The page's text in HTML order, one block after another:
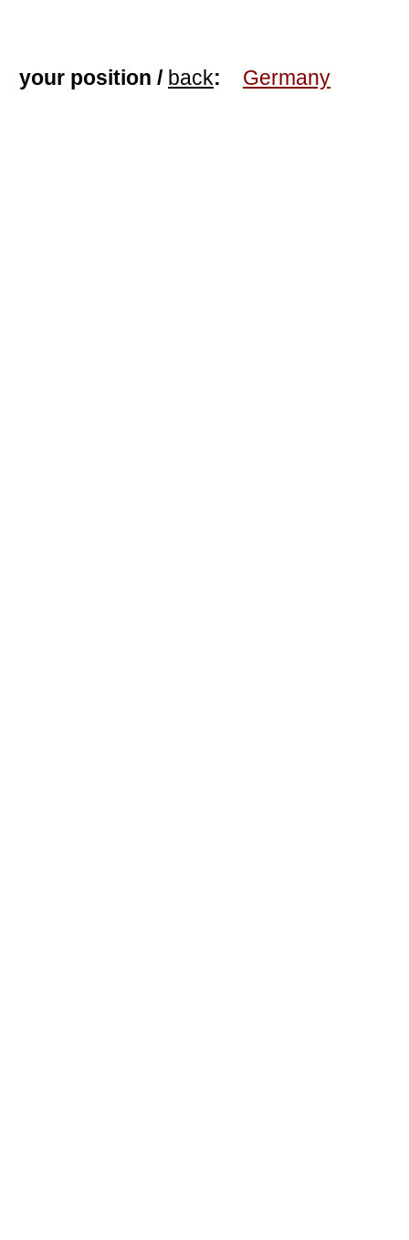
your position / back: Germany